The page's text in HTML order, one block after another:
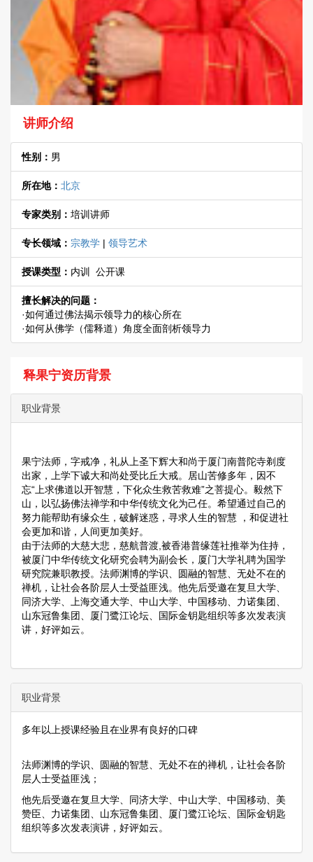
讲师介绍
性别： 男
所在地： 北京
专家类别： 培训讲师
专长领域： 宗教学 | 领导艺术
授课类型： 内训 公开课
擅长解决的问题：
·如何通过佛法揭示领导力的核心所在
·如何从佛学（儒释道）角度全面剖析领导力
释果宁资历背景
职业背景
果宁法师，字戒净，礼从上圣下辉大和尚于厦门南普陀寺剃度
出家，上学下诚大和尚处受比丘大戒。居山苦修多年，因不
忘“上求佛道以开智慧，下化众生救苦救难”之菩提心。毅然下
山，以弘扬佛法禅学和中华传统文化为己任。希望通过自己的
努力能帮助有缘众生，破解迷惑，寻求人生的智慧 ，和促进社
会更加和谐，人间更加美好。
由于法师的大慈大悲，慈航普渡,被香港普缘莲社推举为住持，
被厦门中华传统文化研究会聘为副会长，厦门大学礼聘为国学
研究院兼职教授。法师渊博的学识、圆融的智慧、无处不在的
禅机，让社会各阶层人士受益匪浅。他先后受邀在复旦大学、
同济大学、上海交通大学、中山大学、中国移动、力诺集团、
山东冠鲁集团、厦门鹭江论坛、国际金钥匙组织等多次发表演
讲，好评如云。
职业背景
多年以上授课经验且在业界有良好的口碑
法师渊博的学识、圆融的智慧、无处不在的禅机，让社会各阶
层人士受益匪浅；
他先后受邀在复旦大学、同济大学、中山大学、中国移动、美
赞臣、力诺集团、山东冠鲁集团、厦门鹭江论坛、国际金钥匙
组织等多次发表演讲，好评如云。